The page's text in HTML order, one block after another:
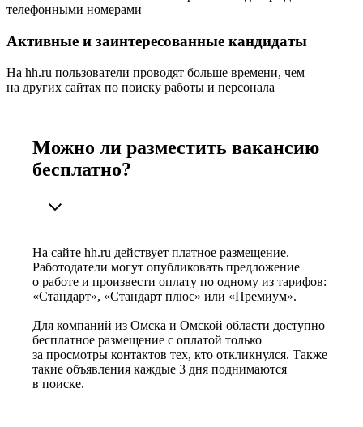
телефонными номерами
Активные и заинтересованные кандидаты
На hh.ru пользователи проводят больше времени, чем
на других сайтах по поиску работы и персонала
Можно ли разместить вакансию
бесплатно?
На сайте hh.ru действует платное размещение.
Работодатели могут опубликовать предложение
о работе и произвести оплату по одному из тарифов:
«Стандарт», «Стандарт плюс» или «Премиум».
Для компаний из Омска и Омской области доступно
бесплатное размещение с оплатой только
за просмотры контактов тех, кто откликнулся. Также
такие объявления каждые 3 дня поднимаются
в поиске.